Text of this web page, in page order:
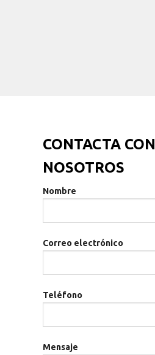
CONTACTA CON
NOSOTROS
Nombre
Correo electrónico
Teléfono
Mensaje